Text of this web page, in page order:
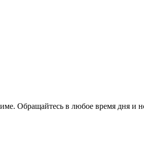
Обращайтесь в любое время дня и